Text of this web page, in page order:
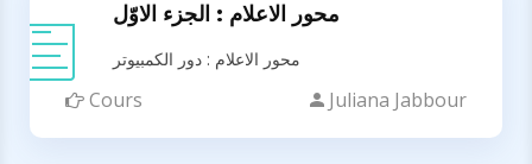
محور الاعلام : الجزء الاوّل
محور الاعلام : دور الكمبيوتر
Cours Juliana Jabbour